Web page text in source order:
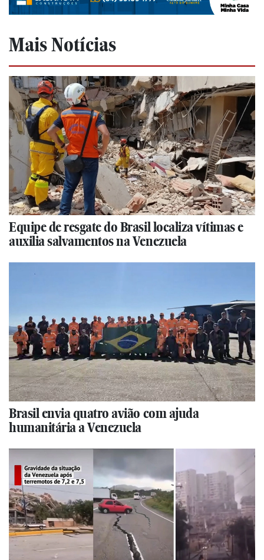
Mais Notícias
Equipe de resgate do Brasil localiza vítimas e
auxilia salvamentos na Venezuela
Brasil envia quatro avião com ajuda
humanitária a Venezuela